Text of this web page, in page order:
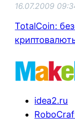
16.07.2009
TotalCoin:
idea2.ru